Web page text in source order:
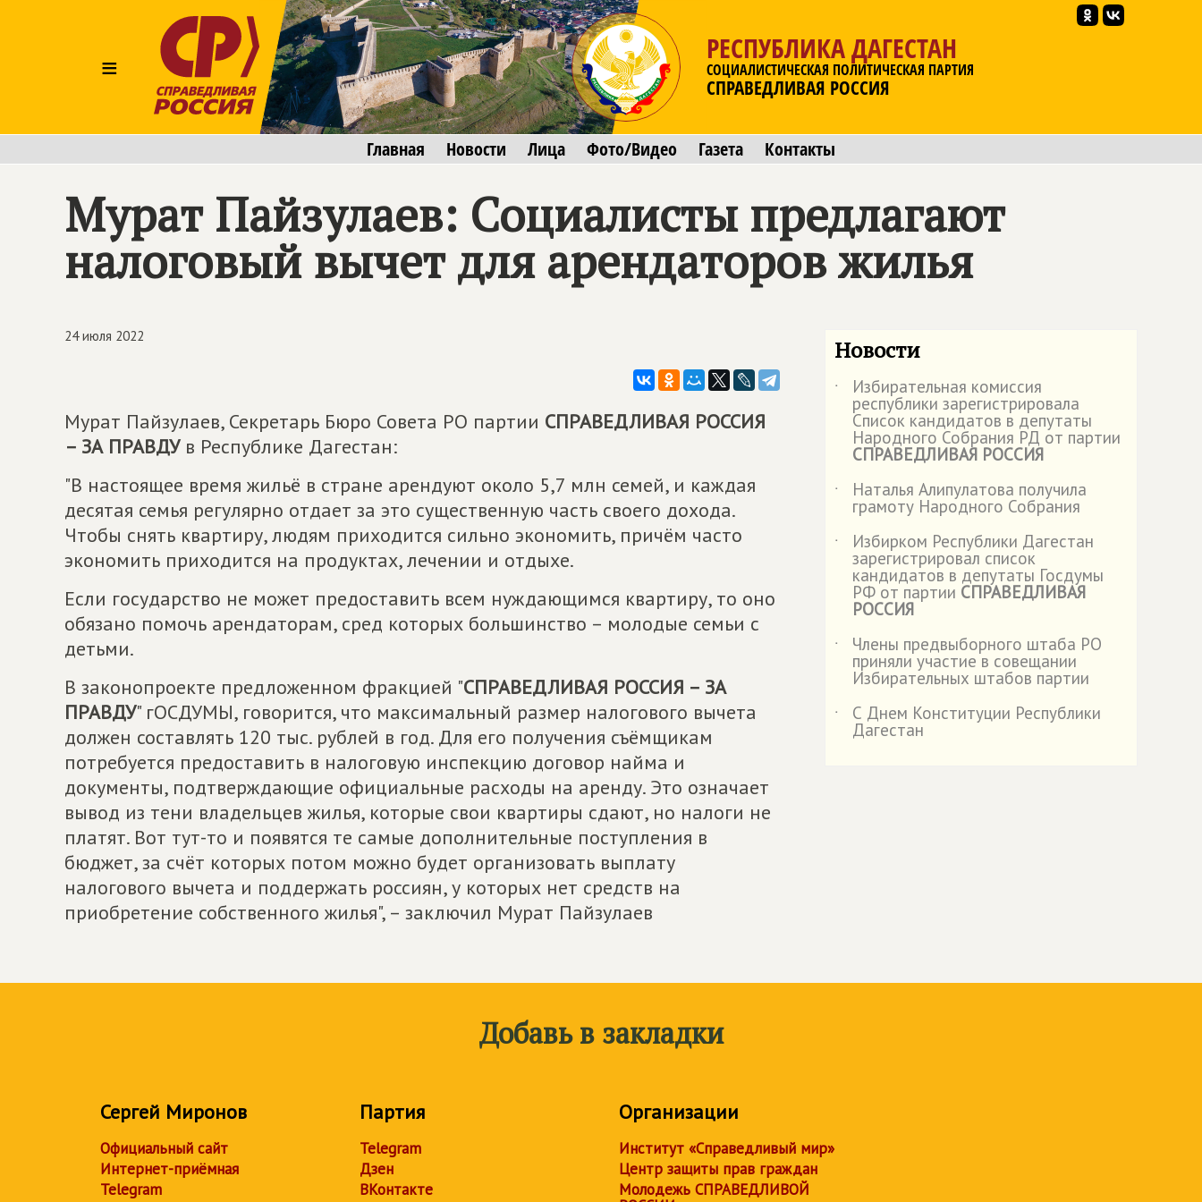
≡
РЕСПУБЛИКА ДАГЕСТАН
СОЦИАЛИСТИЧЕСКАЯ ПОЛИТИЧЕСКАЯ ПАРТИЯ
СПРАВЕДЛИВАЯ РОССИЯ
Главная Новости Лица Фото/Видео Газета Контакты
Мурат Пайзулаев: Социалисты предлагают
налоговый вычет для арендаторов жилья
24 июля 2022
Мурат Пайзулаев, Секретарь Бюро Совета РО партии СПРАВЕДЛИВАЯ РОССИЯ
– ЗА ПРАВДУв Республике Дагестан:
"В настоящее время жильё в стране арендуют около 5,7 млн семей, и каждая
десятая семья регулярно отдает за это существенную часть своего дохода.
Чтобы снять квартиру, людям приходится сильно экономить, причём часто
экономить приходится на продуктах, лечении и отдыхе.
Если государство не может предоставить всем нуждающимся квартиру, то оно
обязано помочь арендаторам, сред которых большинство – молодые семьи с
детьми.
В законопроекте предложенном фракцией "СПРАВЕДЛИВАЯ РОССИЯ – ЗА
ПРАВДУ" гОСДУМЫ, говорится, что максимальный размер налогового вычета
должен составлять 120 тыс. рублей в год. Для его получения съёмщикам
потребуется предоставить в налоговую инспекцию договор найма и
документы, подтверждающие официальные расходы на аренду. Это означает
вывод из тени владельцев жилья, которые свои квартиры сдают, но налоги не
платят. Вот тут-то и появятся те самые дополнительные поступления в
бюджет, за счёт которых потом можно будет организовать выплату
налогового вычета и поддержать россиян, у которых нет средств на
приобретение собственного жилья", – заключил Мурат Пайзулаев
Новости
˙ Избирательная комиссия
республики зарегистрировала
Список кандидатов в депутаты
Народного Собрания РД от партии
СПРАВЕДЛИВАЯ РОССИЯ
˙
Наталья Алипулатова получила
грамоту Народного Собрания
˙
Избирком Республики Дагестан
зарегистрировал список
кандидатов в депутаты Госдумы
РФ от партии СПРАВЕДЛИВАЯ
РОССИЯ
˙
Члены предвыборного штаба РО
приняли участие в совещании
Избирательных штабов партии
˙
С Днем Конституции Республики
Дагестан
Добавь в закладки
Сергей Миронов
Официальный сайт
Интернет-приёмная
Telegram
Партия
Telegram
Дзен
ВКонтакте
Организации
Институт «Справедливый мир»
Центр защиты прав граждан
Молодежь СПРАВЕДЛИВОЙ